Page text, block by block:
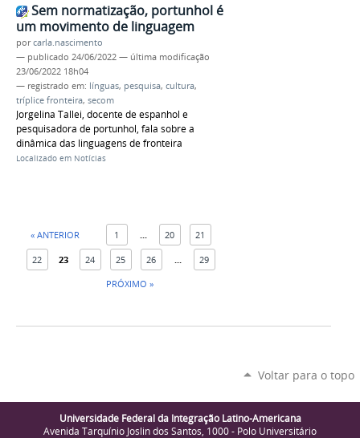
Sem normatização, portunhol é
um movimento de linguagem
porcarla.nascimento
— publicado 24/06/2022 — última modificação
23/06/2022 18h04
— registrado em: línguas, pesquisa, cultura,
tríplice fronteira, secom
Jorgelina Tallei, docente de espanhol e
pesquisadora de portunhol, fala sobre a
dinâmica das linguagens de fronteira
Localizado em Notícias
« ANTERIOR 1 20 21
22 23 24 25 26
29
PRÓXIMO »
Voltar para o topo
Universidade Federal da Integração Latino-Americana
Avenida Tarquínio Joslin dos Santos, 1000 - Polo Universitário